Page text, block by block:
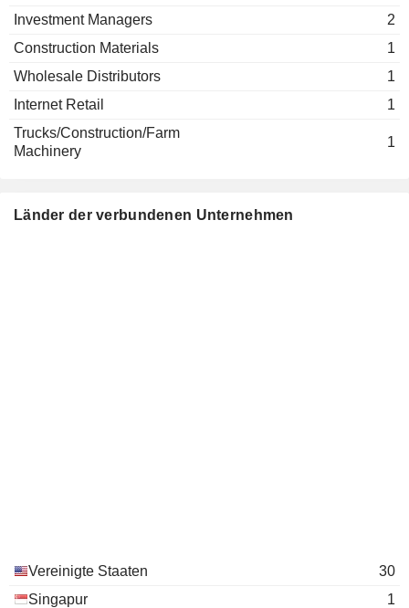
Investment Managers
2
Construction Materials
1
Wholesale Distributors
1
Internet Retail
1
Trucks/Construction/Farm
Machinery
1
Länder der verbundenen Unternehmen
Vereinigte Staaten
30
Singapur
1